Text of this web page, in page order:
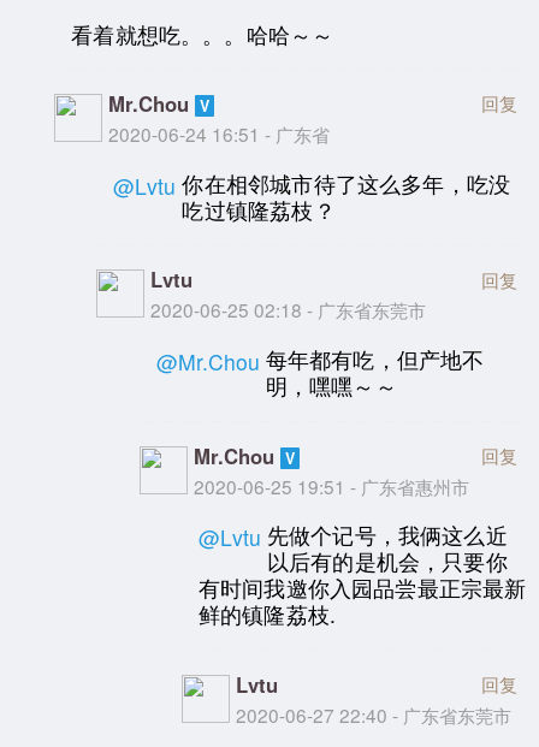
看着就想吃。。。哈哈～～
Mr.Chou
2020-06-24 16:51 - 广东省
回复
@Lvtu 你在相邻城市待了这么多年，吃没
吃过镇隆荔枝？
Lvtu
2020-06-25 02:18 - 广东省东莞市
回复
@Mr.Chou 每年都有吃，但产地不
明，嘿嘿～～
Mr.Chou
2020-06-25 19:51 - 广东省惠州市
回复
@Lvtu 先做个记号，我俩这么近
以后有的是机会，只要你
有时间我邀你入园品尝最正宗最新
鲜的镇隆荔枝.
Lvtu
2020-06-27 22:40 - 广东省东莞市
回复